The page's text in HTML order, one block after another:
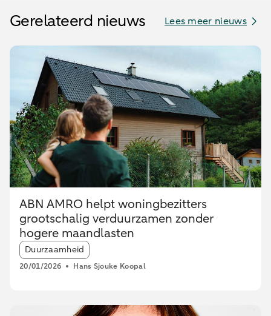
Gerelateerd nieuws Lees meer nieuws
ABN AMRO helpt woningbezitters
grootschalig verduurzamen zonder
hogere maandlasten
Article tags:
Duurzaamheid
20/01/2026 Hans Sjouke Koopal